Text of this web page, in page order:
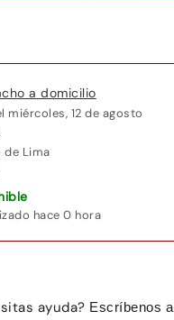
a domicilio
miércoles, 12 de agosto
de Lima
hace 0 hora
ayuda? Escríbenos a